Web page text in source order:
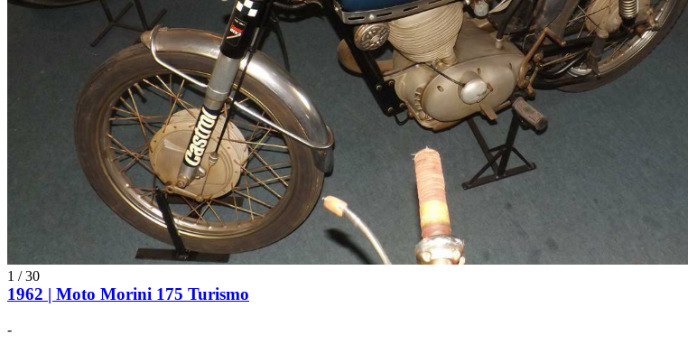
1 /30
1962 | Moto Morini 175 Turismo
-